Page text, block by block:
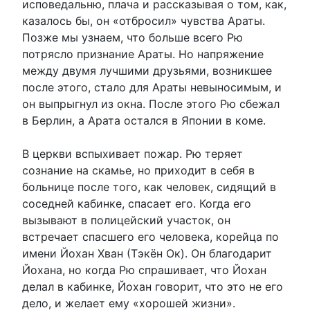
исповедальню, плача и рассказывая о том, как,
казалось бы, он «отбросил» чувства Араты.
Позже мы узнаем, что больше всего Рю
потрясло признание Араты. Но напряжение
между двумя лучшими друзьями, возникшее
после этого, стало для Араты невыносимым, и
он выпрыгнул из окна. После этого Рю сбежал
в Берлин, а Арата остался в Японии в коме.
В церкви вспыхивает пожар. Рю теряет
сознание на скамье, но приходит в себя в
больнице после того, как человек, сидящий в
соседней кабинке, спасает его. Когда его
вызывают в полицейский участок, он
встречает спасшего его человека, корейца по
имени Йохан Хван (Тэкён Ок). Он благодарит
Йохана, но когда Рю спрашивает, что Йохан
делал в кабинке, Йохан говорит, что это не его
дело, и желает ему «хорошей жизни».